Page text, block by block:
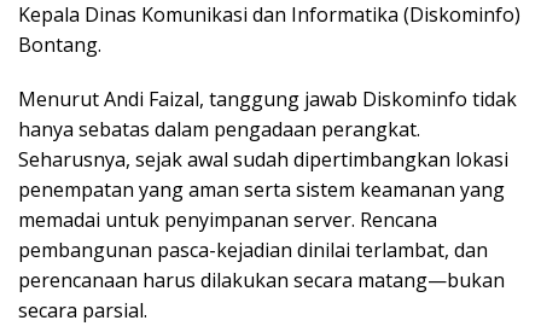
Kepala Dinas Komunikasi dan Informatika (Diskominfo)
Bontang.
Menurut Andi Faizal, tanggung jawab Diskominfo tidak
hanya sebatas dalam pengadaan perangkat.
Seharusnya, sejak awal sudah dipertimbangkan lokasi
penempatan yang aman serta sistem keamanan yang
memadai untuk penyimpanan server. Rencana
pembangunan pasca-kejadian dinilai terlambat, dan
perencanaan harus dilakukan secara matang—bukan
secara parsial.